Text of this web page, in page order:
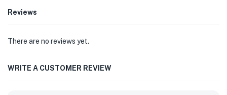
Reviews
There are no reviews yet.
WRITE A CUSTOMER REVIEW